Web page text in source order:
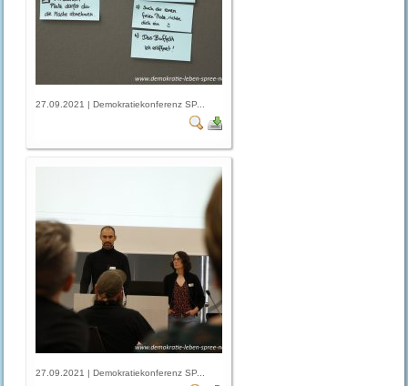
27.09.2021 | Demokratiekonferenz SP...
27.09.2021 | Demokratiekonferenz SP...